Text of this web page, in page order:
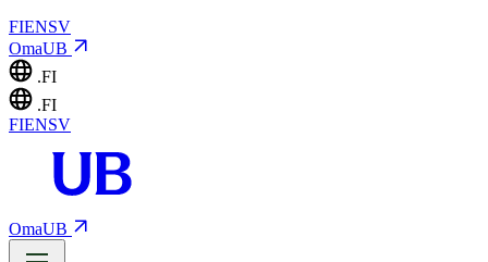
FIENSV
OmaUB
.FI
.FI
FIENSV
OmaUB